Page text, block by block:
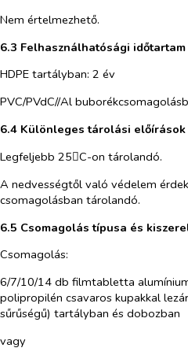
Nem értelmezhető.
6.3 Felhasználhatósági időtartam
HDPE tartályban: 2 év
PVC/PVdC//Al
6.4 Különleges tárolási előírások
Legfeljebb 25C-on tárolandó.
A nedvességtől való védelem
csomagolásban tárolandó.
6.5 Csomagolás típusa és
Csomagolás:
6/7/10/14 db filmtabletta
polipropilén csavaros kupakkal
sűrűségű) tartályban és dobozban
vagy